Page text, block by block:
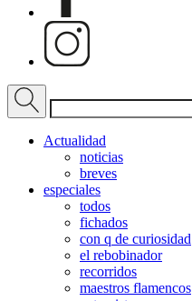
Actualidad
noticias
breves
especiales
todos
fichados
con q de curiosidad
el rebobinador
recorridos
maestros flamencos